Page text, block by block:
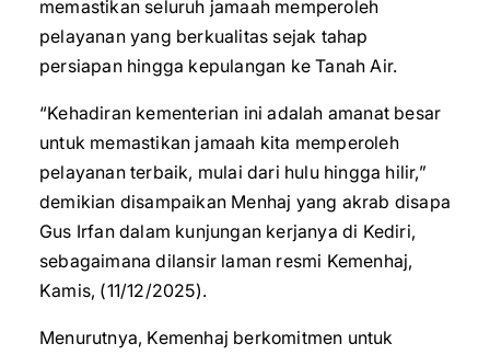
memastikan seluruh jamaah memperoleh
pelayanan yang berkualitas sejak tahap
persiapan hingga kepulangan ke Tanah Air.
“Kehadiran kementerian ini adalah amanat besar
untuk memastikan jamaah kita memperoleh
pelayanan terbaik, mulai dari hulu hingga hilir,”
demikian disampaikan Menhaj yang akrab disapa
Gus Irfan dalam kunjungan kerjanya di Kediri,
sebagaimana dilansir laman resmi Kemenhaj,
Kamis, (11/12/2025).
Menurutnya, Kemenhaj berkomitmen untuk